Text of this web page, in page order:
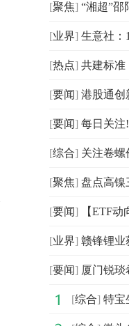
[聚焦] “湘超”邵阳主
[业界] 生意社：
[热点] 共建标准丨基调听云参
[要闻] 港股通创新药ETF：
[要闻] 每日关注!受
[综合] 关注卷螺
[聚焦] 盘点高镍三
[要闻] 【ETF动向】11月
[业界] 赣锋锂业
[要闻] 厦门锐琰希包
[综合] 特宝生物